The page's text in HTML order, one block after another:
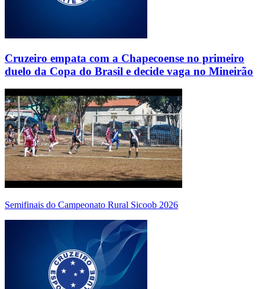
Cruzeiro empata com a Chapecoense no primeiro
duelo da Copa do Brasil e decide vaga no Mineirão
Semifinais do Campeonato Rural Sicoob 2026